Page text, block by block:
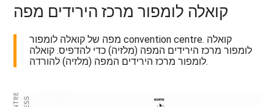
קואלה לומפור מרכז הירידים מפה
מפה של קואלה לומפור convention centre. קואלה
לומפור מרכז הירידים המפה (מלזיה) כדי להדפיס. קואלה
לומפור מרכז הירידים המפה (מלזיה) להורדה.